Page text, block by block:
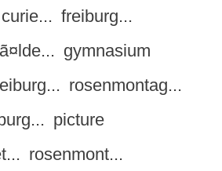
freiburg...
gymnasium
rosenmontag...
picture
rosenmont...